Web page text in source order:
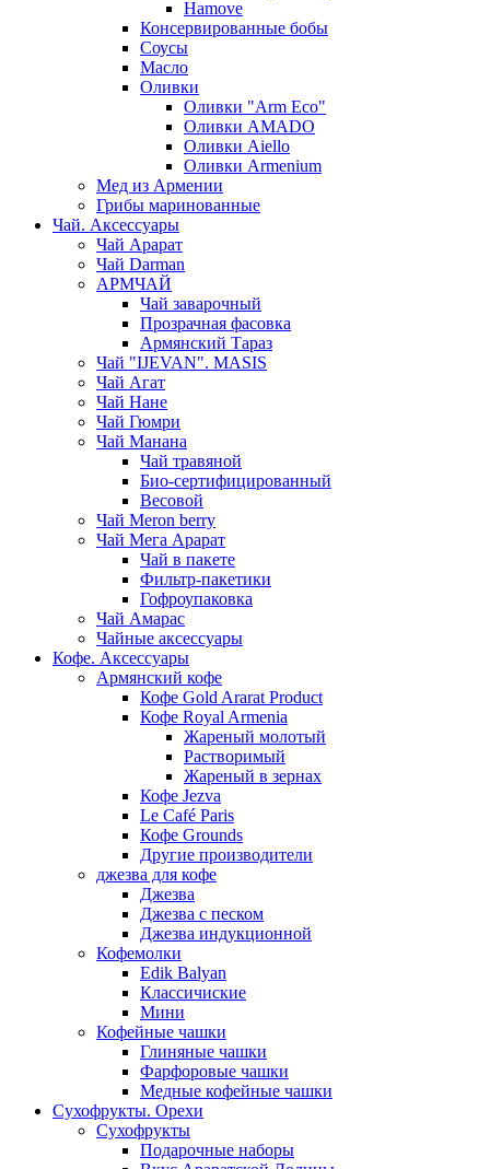
Hamove
Консервированные бобы
Соусы
Масло
Оливки
Оливки "Arm Eco"
Оливки AMADO
Оливки Aiello
Оливки Armenium
Мед из Армении
Грибы маринованные
Чай. Аксессуары
Чай Арарат
Чай Darman
АРМЧАЙ
Чай заварочный
Прозрачная фасовка
Армянский Тараз
Чай "IJEVAN". MASIS
Чай Агат
Чай Нане
Чай Гюмри
Чай Манана
Чай травяной
Био-сертифицированный
Весовой
Чай Meron berry
Чай Мега Арарат
Чай в пакете
Фильтр-пакетики
Гофроупаковка
Чай Амарас
Чайные аксессуары
Кофе. Аксессуары
Армянский кофе
Кофе Gold Ararat Product
Кофе Royal Armenia
Жареный молотый
Растворимый
Жареный в зернах
Кофе Jezva
Le Café Paris
Кофе Grounds
Другие производители
джезва для кофе
Джезва
Джезва с песком
Джезва индукционной
Кофемолки
Edik Balyan
Классичиские
Мини
Кофейные чашки
Глиняные чашки
Фарфоровые чашки
Медные кофейные чашки
Сухофрукты. Орехи
Сухофрукты
Подарочные наборы